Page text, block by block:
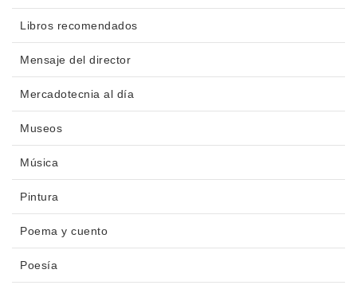
Libros recomendados
Mensaje del director
Mercadotecnia al día
Museos
Música
Pintura
Poema y cuento
Poesía